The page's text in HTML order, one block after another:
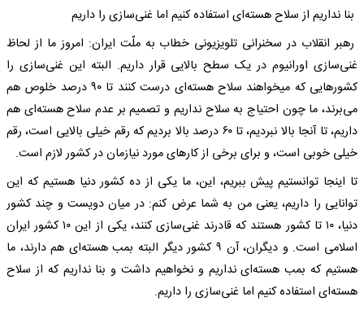
بنا نداریم از سلاح هسته‌ای استفاده کنیم اما غنی‌سازی را داریم
رهبر انقلاب در سخنرانی تلویزیونی خطاب به ملّت ایران: امروز ما از لحاظ
غنی‌سازی اورانیوم در یک سطح بالایی قرار داریم. البته این غنی‌سازی را
کشورهایی که میخواهند سلاح هسته‌ای درست کنند تا ۹۰ درصد خلوص هم
می‌برند، ما چون احتیاج به سلاح نداریم و تصمیم بر عدم سلاح هسته‌ای هم
داریم، تا آنجا بالا نبردیم، تا ۶۰ درصد بالا بردیم که رقم خیلی بالایی است، رقم
خیلی خوبی است، و برای برخی از کارهای مورد نیازمان در کشور لازم است.
تا اینجا توانستیم پیش ببریم، این، ما یکی از ده کشور دنیا هستیم که این
توانایی را داریم، یعنی من به شما عرض کنم: در میان دویست و چند کشور
دنیا، ۱۰ تا کشور هستند که قادرند غنی‌سازی کنند، یکی از این ۱۰ کشور ایران
اسلامی است. و دیگران، آن ۹ کشور دیگر البته بمب هسته‌ای هم دارند، ما
هستیم که بمب هسته‌ای نداریم و نخواهیم داشت و بنا نداریم که از سلاح
هسته‌ای استفاده کنیم اما غنی‌سازی را داریم.